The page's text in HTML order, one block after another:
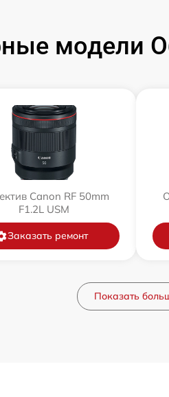
модели
Canon RF 50mm
F1.2L USM
Заказать ремонт
Показать